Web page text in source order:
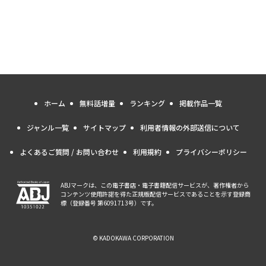
ホーム 無料話増量 ランキング 掲載作品一覧
ジャンル一覧 サイトマップ 利用者情報の外部送信について
よくあるご質問 / お問い合わせ 利用規約 プライバシーポリシー
ABJマークは、この電子書店・電子書籍配信サービスが、著作権者から
コンテンツ使用許諾を得た正規版配信サービスであることを示す登録商
標（登録番号 第6091713号）です。
© KADOKAWA CORPORATION